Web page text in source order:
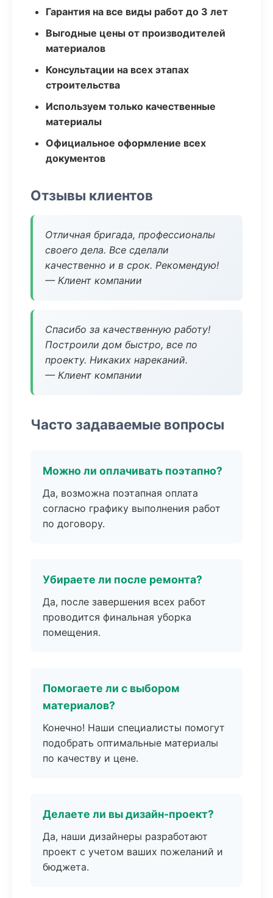
Гарантия на все виды работ до 3 лет
Выгодные цены от производителей
материалов
Консультации на всех этапах
строительства
Используем только качественные
материалы
Официальное оформление всех
документов
Отзывы клиентов
Отличная бригада, профессионалы
своего дела. Все сделали
качественно и в срок. Рекомендую!
— Клиент компании
Спасибо за качественную работу!
Построили дом быстро, все по
проекту. Никаких нареканий.
— Клиент компании
Часто задаваемые вопросы
Можно ли оплачивать поэтапно?
Да, возможна поэтапная оплата
согласно графику выполнения работ
по договору.
Убираете ли после ремонта?
Да, после завершения всех работ
проводится финальная уборка
помещения.
Помогаете ли с выбором
материалов?
Конечно! Наши специалисты помогут
подобрать оптимальные материалы
по качеству и цене.
Делаете ли вы дизайн-проект?
Да, наши дизайнеры разработают
проект с учетом ваших пожеланий и
бюджета.